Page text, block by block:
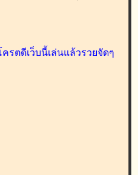
รตดีเว็บนี้เล่นแล้วรวยจัดๆ